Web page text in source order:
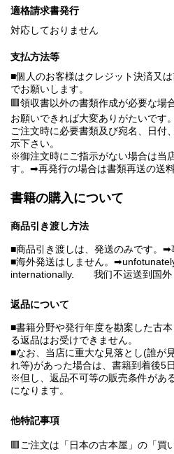
適格請求書発行
対応しておりません
支払方法等
■個人のお客様はクレジット決済又
でお願いします。
🟥領収書以外の書類作成が必要な場
お願いできれば大変ありがたいです。
ご注文時に必要書類及び宛名、日付
示下さい。
※御注文時にご指示がない場合は当
す。➡再発行の場合は書類再送の送料
書籍の購入について
商品引き渡し方法
■商品引き渡しは、発送のみです。➡
■海外発送はしません。
internationally. 我们不运送到国外
返品について
■書籍分野や発行年度を勘案した古
る返品はお受けできません。
■なお、当店に重大な見落とし(誰が
れ等)があった場合は、書籍到着後5
※但し、返品不可等の販売条件があ
になります。
他特記事項
🟥ご注文は「日本の古本屋」の「買